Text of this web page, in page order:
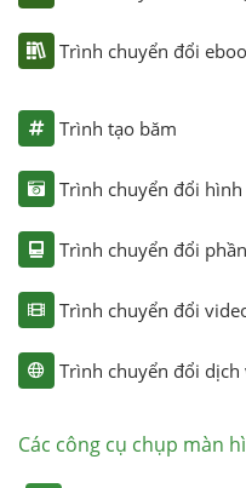
Trình chuyển đổi
Trình tạo băm
Trình chuyển đổi hình
Trình chuyển đổi
Trình chuyển đổi
Trình chuyển đổi dịch
Các công cụ chụp màn